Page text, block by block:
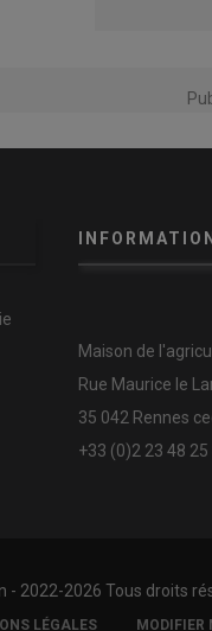
Maison de
Rue Maurice le
35 042 Rennes
+33 (0)2 23 48 25
- 2022-2026 Tous droits
LÉGALES MODIFIER